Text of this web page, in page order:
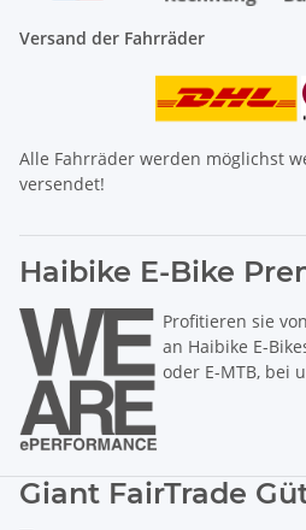
Versand der Fahrräder
Alle Fahrräder werden möglichst
versendet!
Haibike E-Bike
Profitieren sie
an Haibike E-
oder E-MTB, bei
Giant FairTrade